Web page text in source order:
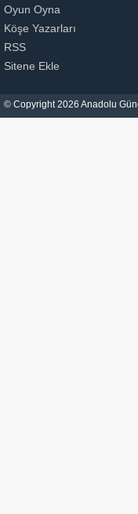
Oyun Oyna
Köşe Yazarları
RSS
Sitene Ekle
© Copyright 2026 Anadolu